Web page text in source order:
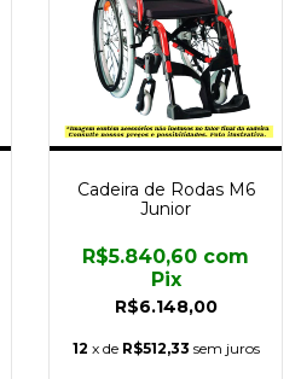
Cadeira de Rodas M6
Junior
R$6.148,00
R$5.840,60 com
Pix
12 x de R$512,33 sem juros